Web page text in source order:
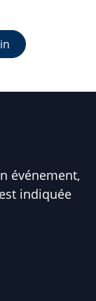
événement,
indiquée